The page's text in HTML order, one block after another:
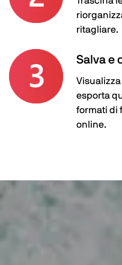
ritagliare.
Salva e
esporta
formati di
online.